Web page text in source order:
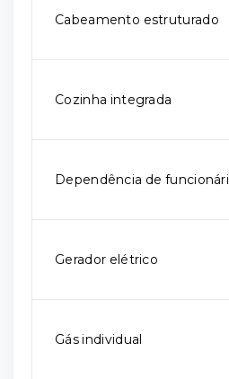
Cabeamento estruturado
Cozinha integrada
Dependência de funcionári
Gerador elétrico
Gás individual